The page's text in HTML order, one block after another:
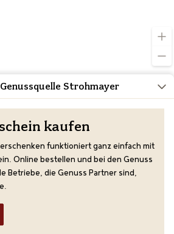
Strohmayer
kaufen
funktioniert ganz einfach mit
Online bestellen und bei den Genuss
Betriebe, die Genuss Partner sind,